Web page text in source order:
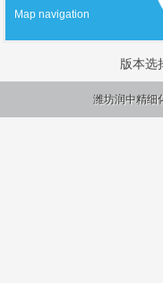
Map navigation
版本选
潍坊润中精细